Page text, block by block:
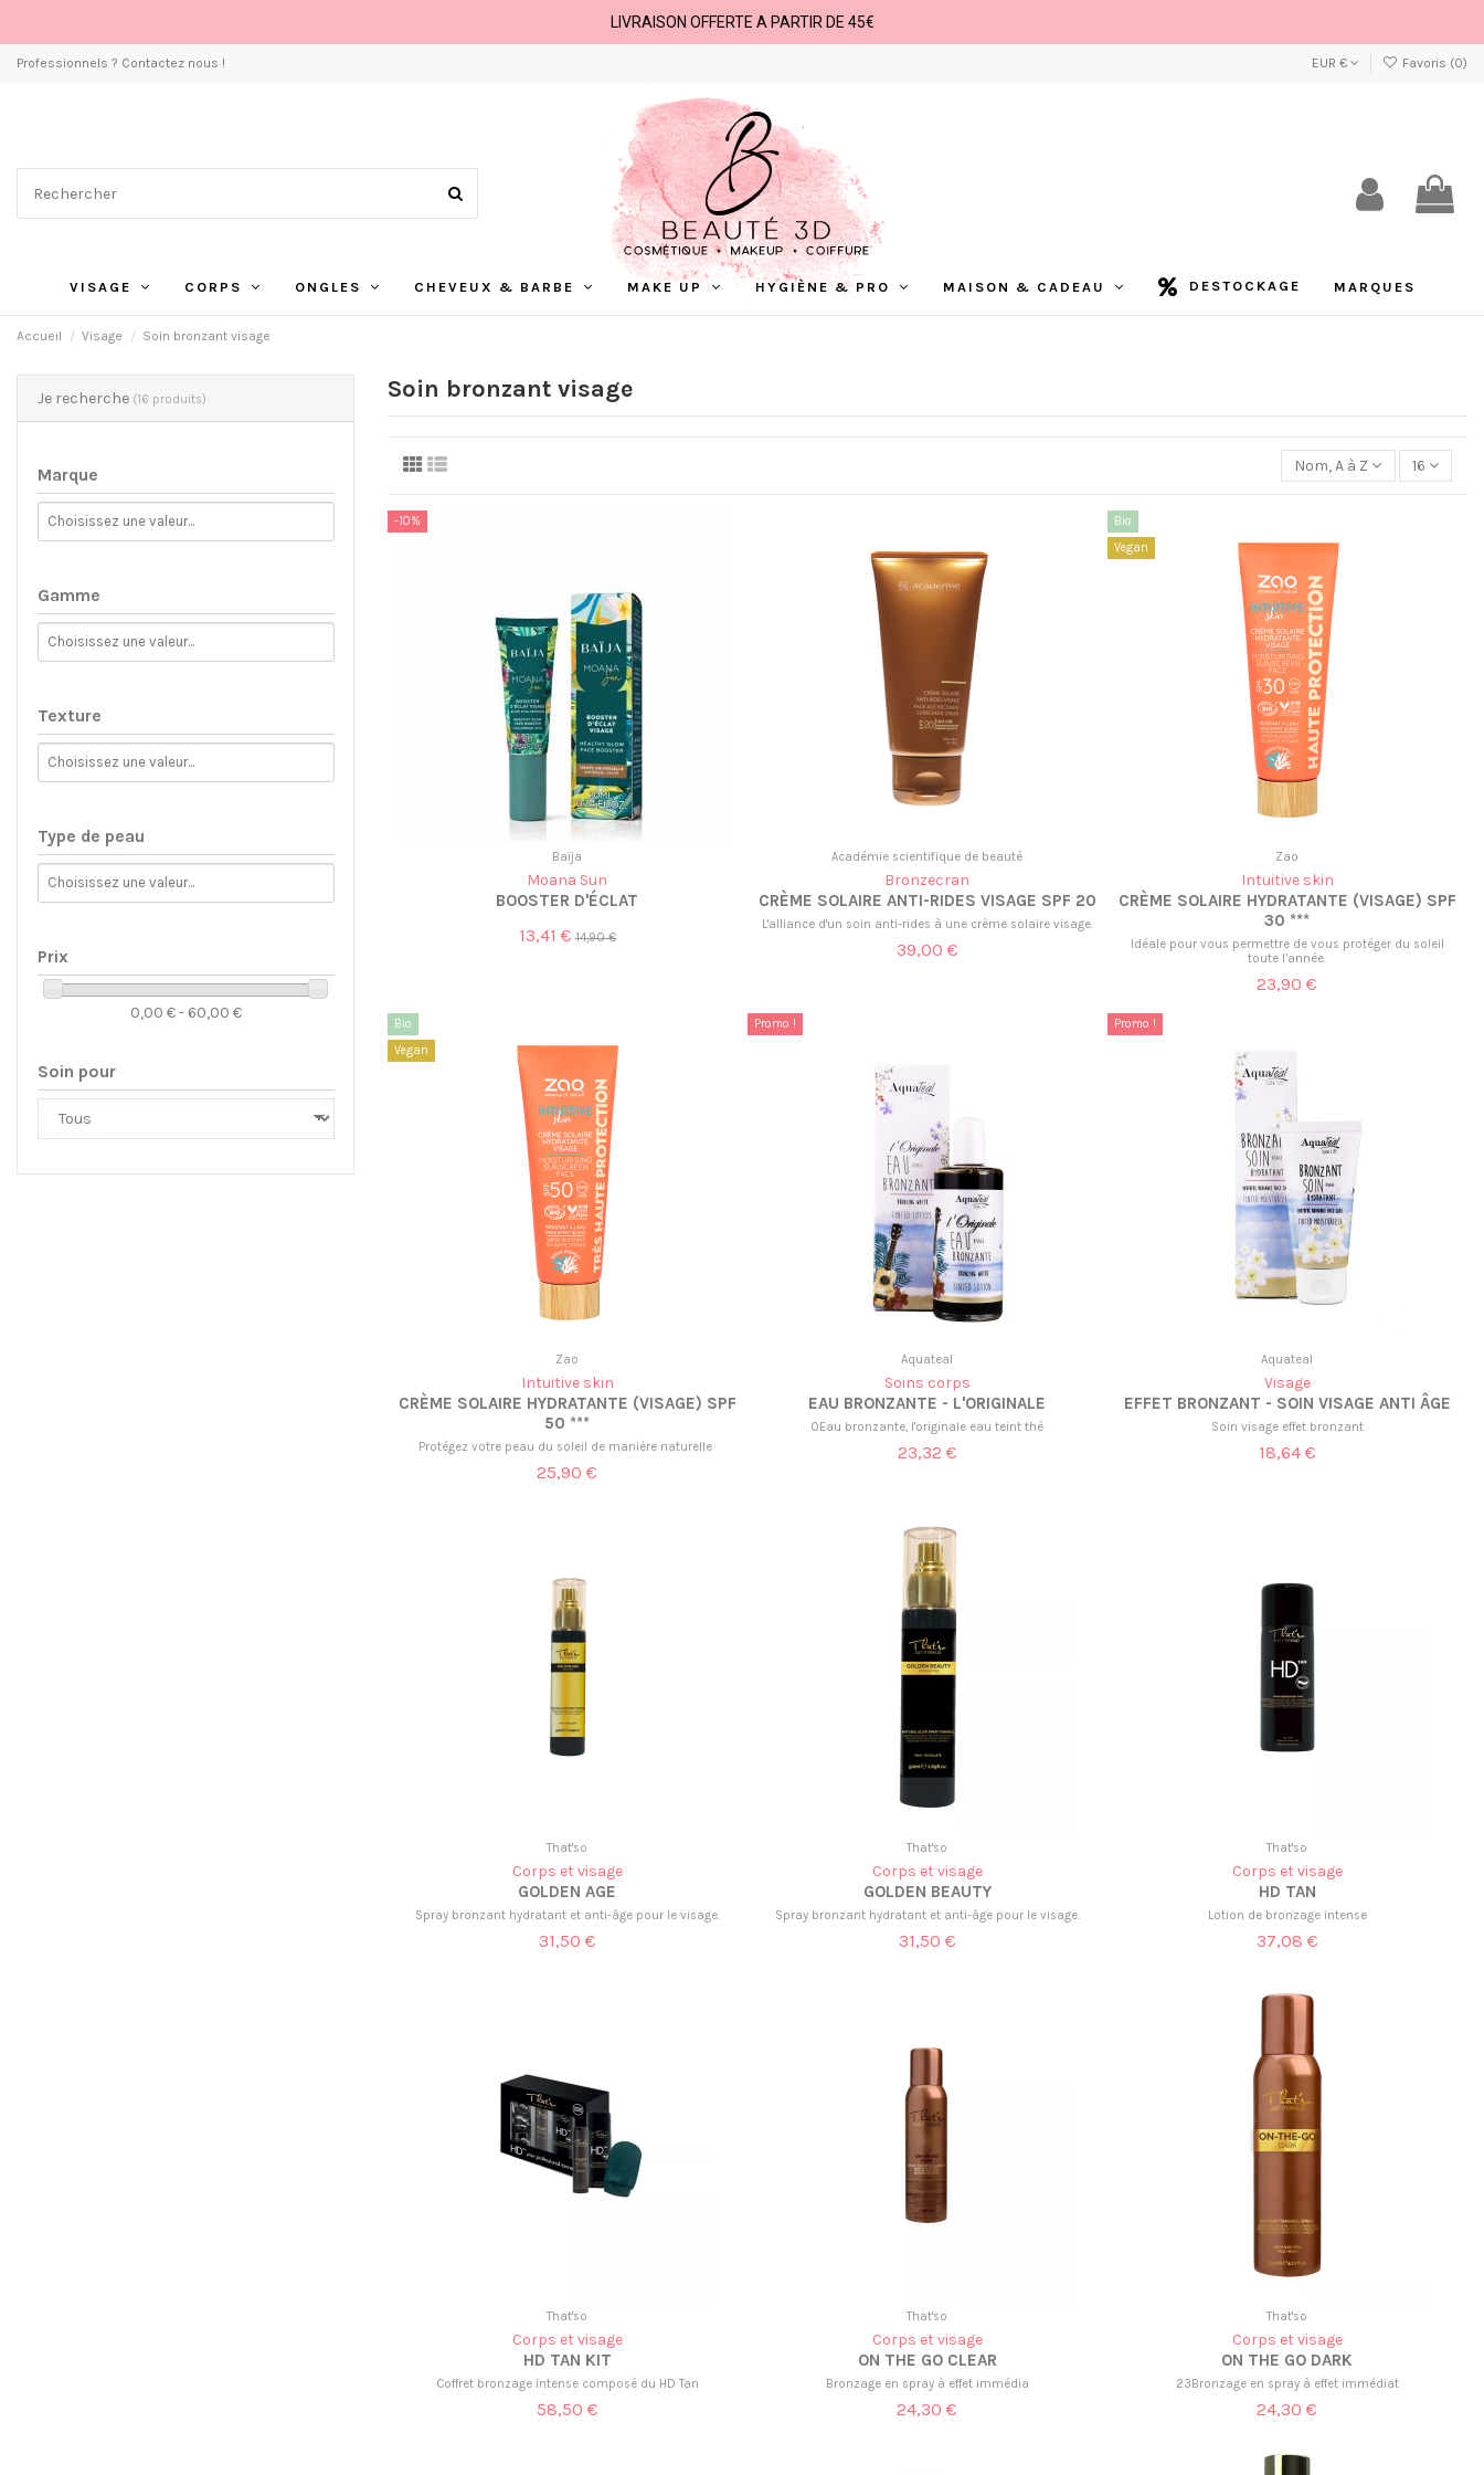
LIVRAISON OFFERTE A PARTIR DE 45€
Professionnels ? Contactez nous ! EUR € Favoris (0)
VISAGE CORPS ONGLES CHEVEUX & BARBE MAKE UP HYGIÈNE & PRO MAISON & CADEAU DESTOCKAGE MARQUES
Accueil Visage Soin bronzant visage
Soin bronzant visage
Nom, A à Z 16
-10%
Baïja
Moana Sun
BOOSTER D'ÉCLAT
13,41 € 14,90 €
Académie scientifique de beauté
Bronzecran
CRÈME SOLAIRE ANTI-RIDES VISAGE SPF 20
L'alliance d'un soin anti-rides à une crème solaire visage.
39,00 €
Bio
Vegan
Zao
Intuitive skin
CRÈME SOLAIRE HYDRATANTE (VISAGE) SPF
30 ***
Idéale pour vous permettre de vous protéger du soleil
toute l’année.
23,90 €
Bio
Vegan
Zao
Intuitive skin
CRÈME SOLAIRE HYDRATANTE (VISAGE) SPF
50 ***
Protégez votre peau du soleil de manière naturelle
25,90 €
Promo !
Aquateal
Soins corps
EAU BRONZANTE - L'ORIGINALE
0Eau bronzante, l'originale eau teint thé
23,32 €
Promo !
Aquateal
Visage
EFFET BRONZANT - SOIN VISAGE ANTI ÂGE
Soin visage effet bronzant
18,64 €
That'so
Corps et visage
GOLDEN AGE
Spray bronzant hydratant et anti-âge pour le visage.
31,50 €
That'so
Corps et visage
GOLDEN BEAUTY
Spray bronzant hydratant et anti-âge pour le visage.
31,50 €
That'so
Corps et visage
HD TAN
Lotion de bronzage intense
37,08 €
That'so
Corps et visage
HD TAN KIT
Coffret bronzage intense composé du HD Tan
58,50 €
That'so
Corps et visage
ON THE GO CLEAR
Bronzage en spray à effet immédia
24,30 €
That'so
Corps et visage
ON THE GO DARK
23Bronzage en spray à effet immédiat
24,30 €
Je recherche (16 produits)
Marque
Gamme
Texture
Type de peau
Prix
0,00 € - 60,00 €
Soin pour